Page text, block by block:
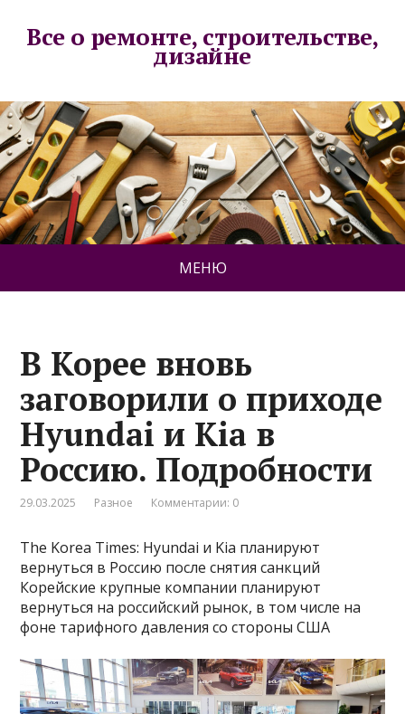
Все о ремонте, строительстве,
дизайне
МЕНЮ
В Корее вновь
заговорили о приходе
Hyundai и Kia в
Россию. Подробности
29.03.2025 Разное Комментарии: 0
The Korea Times: Hyundai и Kia планируют
вернуться в Россию после снятия санкций
Корейские крупные компании планируют
вернуться на российский рынок, в том числе на
фоне тарифного давления со стороны США